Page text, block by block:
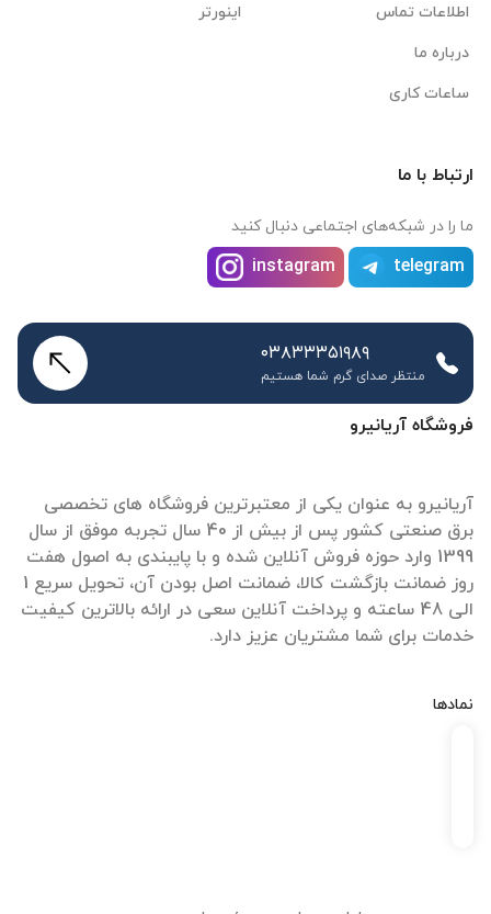
فروشگاه آریانیرو
آریانیرو به عنوان یکی از معتبرترین فروشگاه های تخصصی
برق صنعتی کشور پس از بیش از 40 سال تجربه موفق از سال
1399 وارد حوزه فروش آنلاین شده و با پایبندی به اصول هفت
روز ضمانت بازگشت کالا، ضمانت اصل بودن آن، تحویل سریع 1
الی 48 ساعته و پرداخت آنلاین سعی در ارائه بالاترین کیفیت
خدمات برای شما مشتریان عزیز دارد.
نمادها
اطلاعات تماس
درباره ما
ساعات کاری
اینورتر
ارتباط با ما
ما را در شبکه‌های اجتماعی دنبال کنید
telegram
instagram
۰۳۸۳۳۳۵۱۹۸۹
منتظر صدای گرم شما هستیم